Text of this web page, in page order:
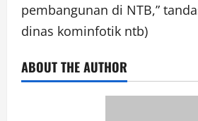
pembangunan di NTB,”
dinas kominfotik ntb)
ABOUT THE AUTHOR